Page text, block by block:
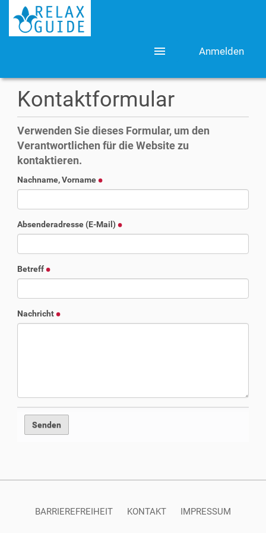
menu Anmelden
Kontaktformular
Verwenden Sie dieses Formular, um den
Verantwortlichen für die Website zu
kontaktieren.
Nachname, Vorname
Absenderadresse (E-Mail)
Betreff
Nachricht
BARRIEREFREIHEIT KONTAKT IMPRESSUM